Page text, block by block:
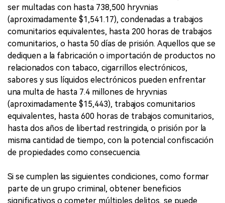
ser multadas con hasta 738,500 hryvnias
(aproximadamente $1,541.17), condenadas a trabajos
comunitarios equivalentes, hasta 200 horas de trabajos
comunitarios, o hasta 50 días de prisión. Aquellos que se
dediquen a la fabricación o importación de productos no
relacionados con tabaco, cigarrillos electrónicos,
sabores y sus líquidos electrónicos pueden enfrentar
una multa de hasta 7.4 millones de hryvnias
(aproximadamente $15,443), trabajos comunitarios
equivalentes, hasta 600 horas de trabajos comunitarios,
hasta dos años de libertad restringida, o prisión por la
misma cantidad de tiempo, con la potencial confiscación
de propiedades como consecuencia.
Si se cumplen las siguientes condiciones, como formar
parte de un grupo criminal, obtener beneficios
significativos o cometer múltiples delitos, se puede